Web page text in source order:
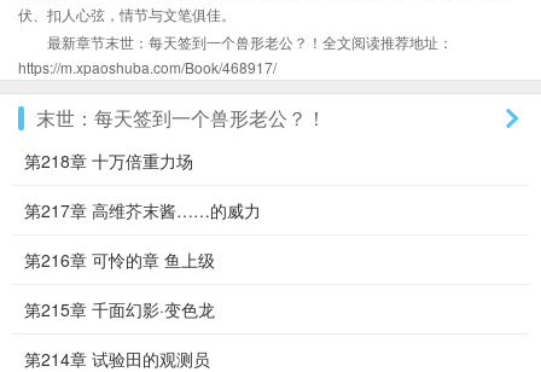
伏、扣人心弦，情节与文笔俱佳。
最新章节末世：每天签到一个兽形老公？！全文阅读推荐地址：
https://m.xpaoshuba.com/Book/468917/
末世：每天签到一个兽形老公？！
第218章 十万倍重力场
第217章 高维芥末酱……的威力
第216章 可怜的章 鱼上级
第215章 千面幻影·变色龙
第214章 试验田的观测员